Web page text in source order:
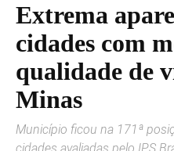
Extrema
cidades com
qualidade de
Minas
Município ficou na 171ª